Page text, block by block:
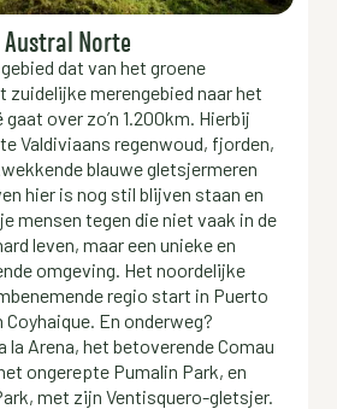
Norte
dat van het groene
zuidelijke merengebied naar het
over zo’n 1.200km. Hierbij
Valdiviaans regenwoud, fjorden,
blauwe gletsjermeren
hier is nog stil blijven staan en
mensen tegen die niet vaak in de
leven, maar een unieke en
omgeving. Het noordelijke
regio start in Puerto
En onderweg?
la Arena, het betoverende Comau
ongerepte Pumalin Park, en
met zijn Ventisquero-gletsjer.